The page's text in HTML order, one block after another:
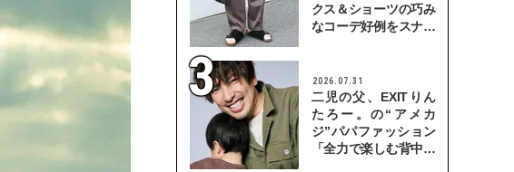
クス＆ショーツの巧み
なコーデ好例をスナッ
2026.07.31
二児の父、EXITりん
たろー。の“アメカ
ジ”パパファッション
「全力で楽しむ背中を